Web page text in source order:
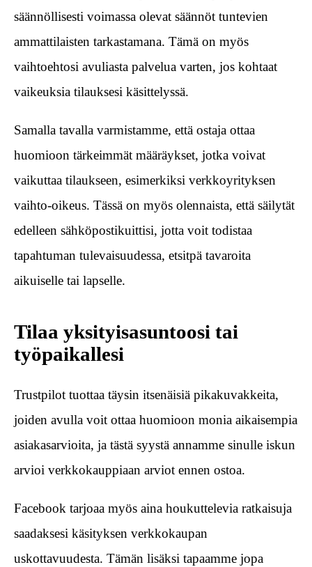
säännöllisesti voimassa olevat säännöt tuntevien
ammattilaisten tarkastamana. Tämä on myös
vaihtoehtosi avuliasta palvelua varten, jos kohtaat
vaikeuksia tilauksesi käsittelyssä.
Samalla tavalla varmistamme, että ostaja ottaa
huomioon tärkeimmät määräykset, jotka voivat
vaikuttaa tilaukseen, esimerkiksi verkkoyrityksen
vaihto-oikeus. Tässä on myös olennaista, että säilytät
edelleen sähköpostikuittisi, jotta voit todistaa
tapahtuman tulevaisuudessa, etsitpä tavaroita
aikuiselle tai lapselle.
Tilaa yksityisasuntoosi tai
työpaikallesi
Trustpilot tuottaa täysin itsenäisiä pikakuvakkeita,
joiden avulla voit ottaa huomioon monia aikaisempia
asiakasarvioita, ja tästä syystä annamme sinulle iskun
arvioi verkkokauppiaan arviot ennen ostoa.
Facebook tarjoaa myös aina houkuttelevia ratkaisuja
saadaksesi käsityksen verkkokaupan
uskottavuudesta. Tämän lisäksi tapaamme jopa